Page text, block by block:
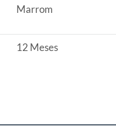
Marrom
12 Meses